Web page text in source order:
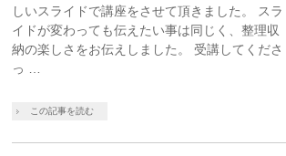
しいスライドで講座をさせて頂きました。 スラ
イドが変わっても伝えたい事は同じく、整理収
納の楽しさをお伝えしました。 受講してくださ
っ …
この記事を読む